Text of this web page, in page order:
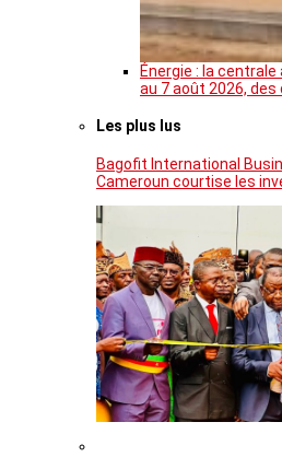
Énergie : la centrale
au 7 août 2026, des
Les plus lus
Bagofit International
Cameroun courtise les